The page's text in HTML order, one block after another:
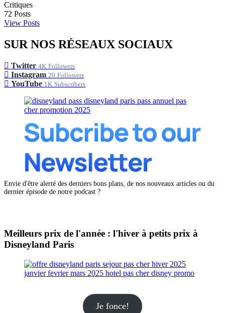
Critiques
72 Posts
View Posts
SUR NOS RÉSEAUX SOCIAUX
Twitter 4K Followers
Instagram 20 Followers
YouTube 1K Subscribers
Envie d'être alerté des derniers bons plans, de nos nouveaux articles ou du
dernier épisode de notre podcast ?
Meilleurs prix de l'année : l'hiver à petits prix à
Disneyland Paris
Je fonce!